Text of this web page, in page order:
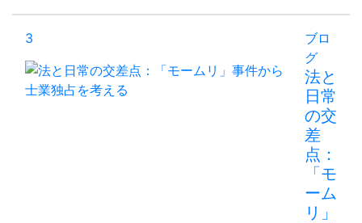
3
ブロ
グ
法と
日常
の交
差
点：
「モ
ーム
リ」